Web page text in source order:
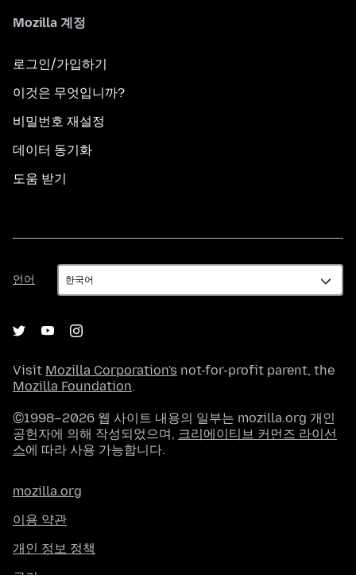
Mozilla 계정
로그인/가입하기
이것은 무엇입니까?
비밀번호 재설정
데이터 동기화
도움 받기
언어
언
어
Visit Mozilla Corporation's not-for-profit parent, the
Mozilla Foundation.
©1998–2026 웹 사이트 내용의 일부는 mozilla.org 개인
공헌자에 의해 작성되었으며, 크리에이티브 커먼즈 라이선
스에 따라 사용 가능합니다.
mozilla.org
이용 약관
개인 정보 정책